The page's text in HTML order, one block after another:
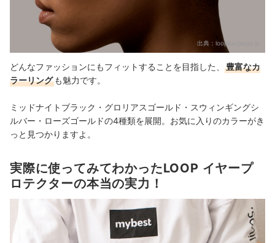
出典： loopearplugs.jp
どんなファッションにもフィットすることを目指した、
豊富なカ
ラーリング も魅力です。
ミッドナイトブラック・グロリアスゴールド・スウィンギングシ
ルバー・ローズゴールドの4種類を展開。お気に入りのカラーがき
っと見つかりますよ。
実際に使ってみてわかったLOOP イヤープ
ロテクターの本当の実力！